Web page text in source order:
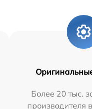
Более 20 тыс.
производителя